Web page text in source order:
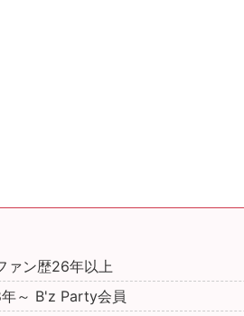
ァン歴26年以上
～ B'z Party会員